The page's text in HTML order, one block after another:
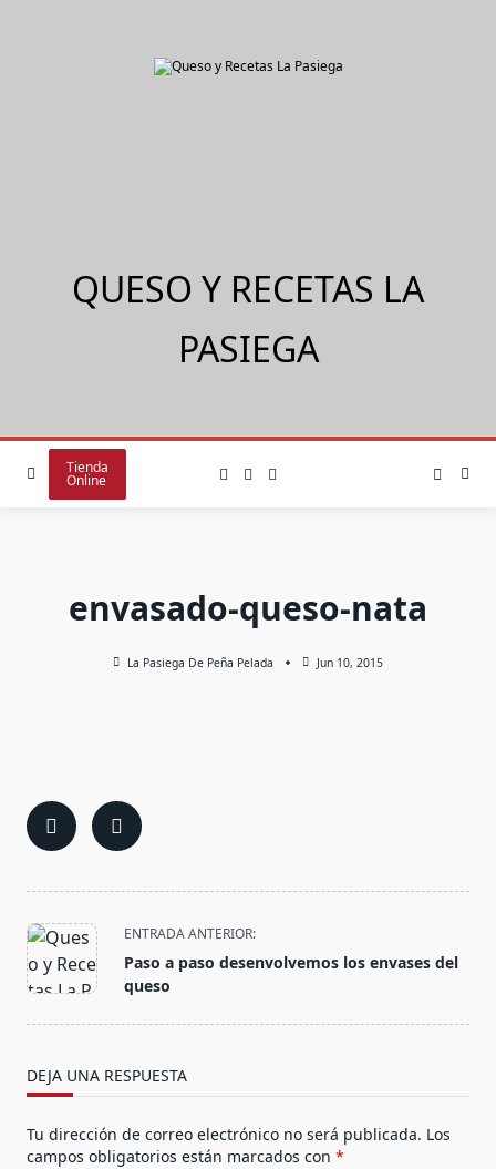
QUESO Y RECETAS LA
PASIEGA
Tienda
Online
envasado-queso-nata
La Pasiega De Peña Pelada Jun 10, 2015
<span
class="nav-
subtitle
ENTRADA ANTERIOR:
Paso a paso desenvolvemos los envases del
queso
DEJA UNA RESPUESTA
Tu dirección de correo electrónico no será publicada. Los
campos obligatorios están marcados con *